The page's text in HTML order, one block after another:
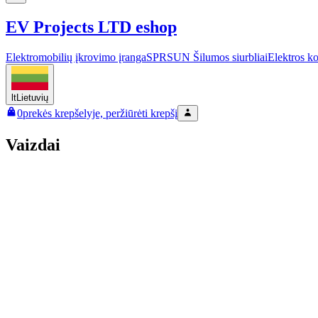
EV Projects LTD eshop
Elektromobilių įkrovimo įrangaSPRSUN Šilumos siurbliaiElektros
ltLietuvių
0prekės krepšelyje, peržiūrėti krepšį
Vaizdai